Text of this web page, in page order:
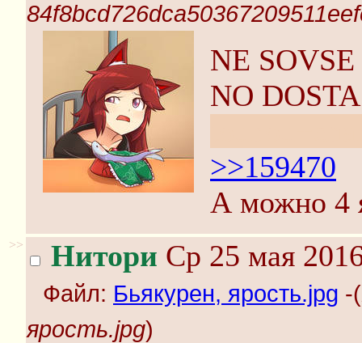
NE
NO DOSTA
>>159470
А можно 4
>> Нитори Ср 25 мая
Файл: Бьякурен, ярость.jpg -(
ярость.jpg)